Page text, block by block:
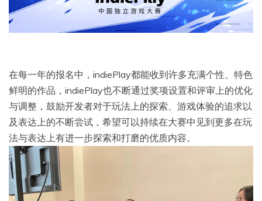
在每一年的报名中，indiePlay都能收到许多充满个性、特色
鲜明的作品，indiePlay也不断通过奖项设置和评审上的优化
与调整，鼓励开发者对于玩法上的探索、游戏体验的追求以
及表达上的不断尝试，希望可以持续在大赛中见到更多在玩
法与表达上有进一步探索和打磨的优质内容。